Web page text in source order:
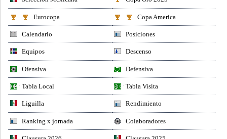
Eurocopa Copa America
Calendario Posiciones
Equipos Descenso
Ofensiva Defensiva
Tabla Local Tabla Visita
Liguilla Rendimiento
Ranking x jornada Colaboradores